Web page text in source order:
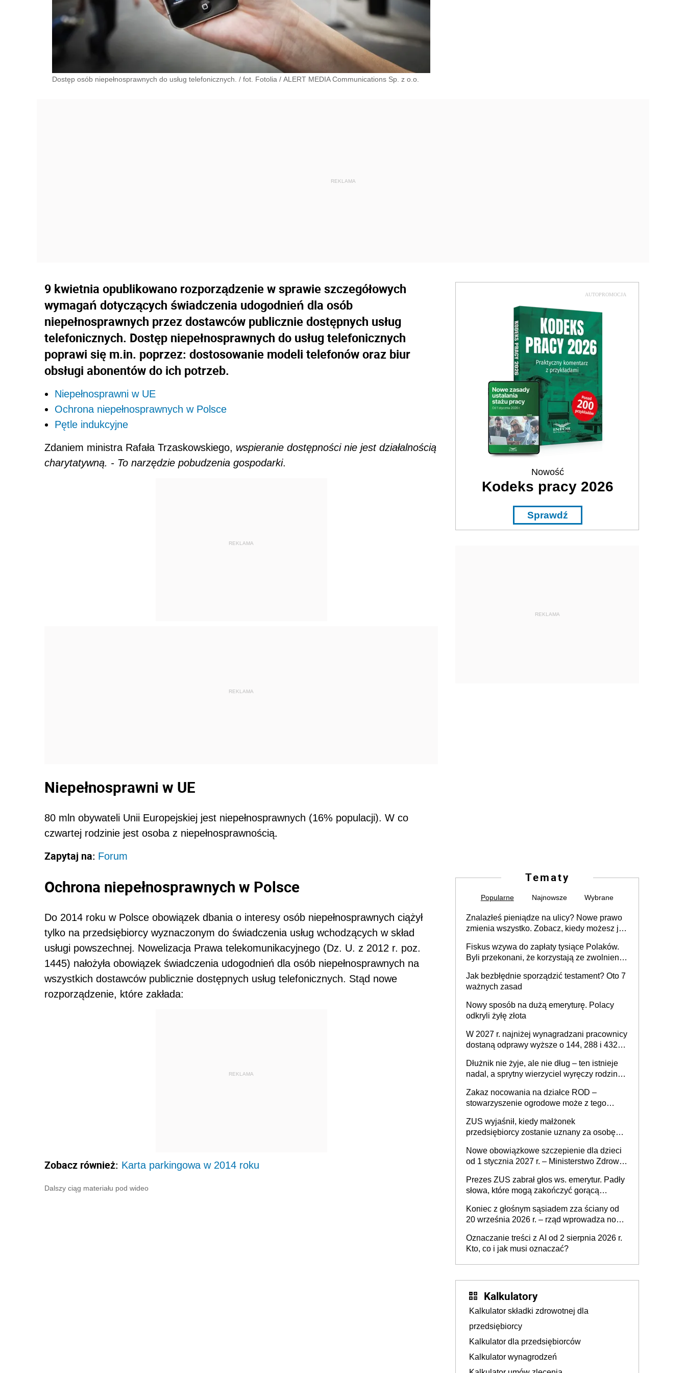
Dostęp osób niepełnosprawnych do usług telefonicznych. / fot. Fotolia / ALERT MEDIA Communications Sp. z o.o.
9 kwietnia opublikowano rozporządzenie w sprawie szczegółowych
wymagań dotyczących świadczenia udogodnień dla osób
niepełnosprawnych przez dostawców publicznie dostępnych usług
telefonicznych. Dostęp niepełnosprawnych do usług telefonicznych
poprawi się m.in. poprzez: dostosowanie modeli telefonów oraz biur
obsługi abonentów do ich potrzeb.
Niepełnosprawni w UE
Ochrona niepełnosprawnych w Polsce
Pętle indukcyjne
Zdaniem ministra Rafała Trzaskowskiego, wspieranie dostępności nie jest działalnością
charytatywną. - To narzędzie pobudzenia gospodarki.
REKLAMA
REKLAMA
Niepełnosprawni w UE
80 mln obywateli Unii Europejskiej jest niepełnosprawnych (16% populacji). W co
czwartej rodzinie jest osoba z niepełnosprawnością.
Zapytaj na: Forum
Ochrona niepełnosprawnych w Polsce
Do 2014 roku w Polsce obowiązek dbania o interesy osób niepełnosprawnych ciążył
tylko na przedsiębiorcy wyznaczonym do świadczenia usług wchodzących w skład
usługi powszechnej. Nowelizacja Prawa telekomunikacyjnego (Dz. U. z 2012 r. poz.
1445) nałożyła obowiązek świadczenia udogodnień dla osób niepełnosprawnych na
wszystkich dostawców publicznie dostępnych usług telefonicznych. Stąd nowe
rozporządzenie, które zakłada:
REKLAMA
Zobacz również: Karta parkingowa w 2014 roku
Dalszy ciąg materiału pod wideo
AUTOPROMOCJA
Nowość
Kodeks pracy 2026
Sprawdź
REKLAMA
Tematy
Popularne Najnowsze Wybrane
Znalazłeś pieniądze na ulicy? Nowe prawo
zmienia wszystko. Zobacz, kiedy możesz je
Fiskus wzywa do zapłaty tysiące Polaków.
Byli przekonani, że korzystają ze zwolnienia
Jak bezbłędnie sporządzić testament? Oto 7
ważnych zasad
Nowy sposób na dużą emeryturę. Polacy
odkryli żyłę złota
W 2027 r. najniżej wynagradzani pracownicy
dostaną odprawy wyższe o 144, 288 i 432
Dłużnik nie żyje, ale nie dług – ten istnieje
nadal, a sprytny wierzyciel wyręczy rodzinę
Zakaz nocowania na działce ROD –
stowarzyszenie ogrodowe może z tego
działki (wypowiedzieć dzierżawę)?
ZUS wyjaśnił, kiedy małżonek
przedsiębiorcy zostanie uznany za osobę
Nowe obowiązkowe szczepienie dla dzieci
od 1 stycznia 2027 r. – Ministerstwo Zdrowia
2027 r.
Prezes ZUS zabrał głos ws. emerytur. Padły
słowa, które mogą zakończyć gorącą
Koniec z głośnym sąsiadem zza ściany od
20 września 2026 r. – rząd wprowadza nowe
mieszkańców
Oznaczanie treści z AI od 2 sierpnia 2026 r.
Kto, co i jak musi oznaczać?
Kalkulatory
Kalkulator składki zdrowotnej dla
przedsiębiorcy
Kalkulator dla przedsiębiorców
Kalkulator wynagrodzeń